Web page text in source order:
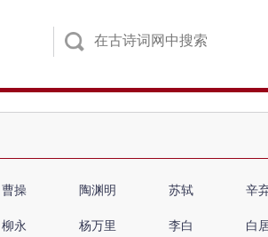
曹操 陶渊明 苏轼 辛
柳永 杨万里 李白 白